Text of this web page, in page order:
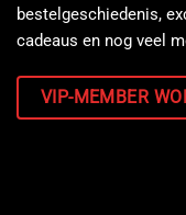
bestelgeschiedenis,
cadeaus en nog veel
VIP-MEMBER